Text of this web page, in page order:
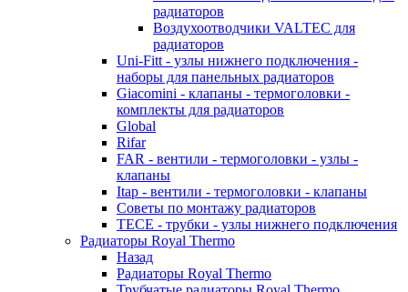
радиаторов
Воздухоотводчики VALTEC для
радиаторов
Uni-Fitt - узлы нижнего подключения -
наборы для панельных радиаторов
Giacomini - клапаны - термоголовки -
комплекты для радиаторов
Global
Rifar
FAR - вентили - термоголовки - узлы -
клапаны
Itap - вентили - термоголовки - клапаны
Советы по монтажу радиаторов
TECE - трубки - узлы нижнего подключения
Радиаторы Royal Thermo
Назад
Радиаторы Royal Thermo